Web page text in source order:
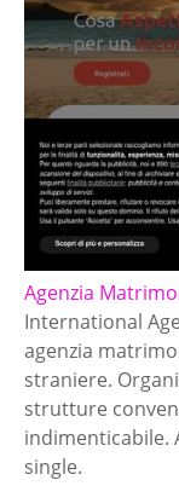
Agenzia
International
agenzia
straniere.
strutture
indimenticabile.
single.